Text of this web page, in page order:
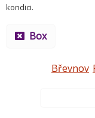
kondici.
Box
Břevnov